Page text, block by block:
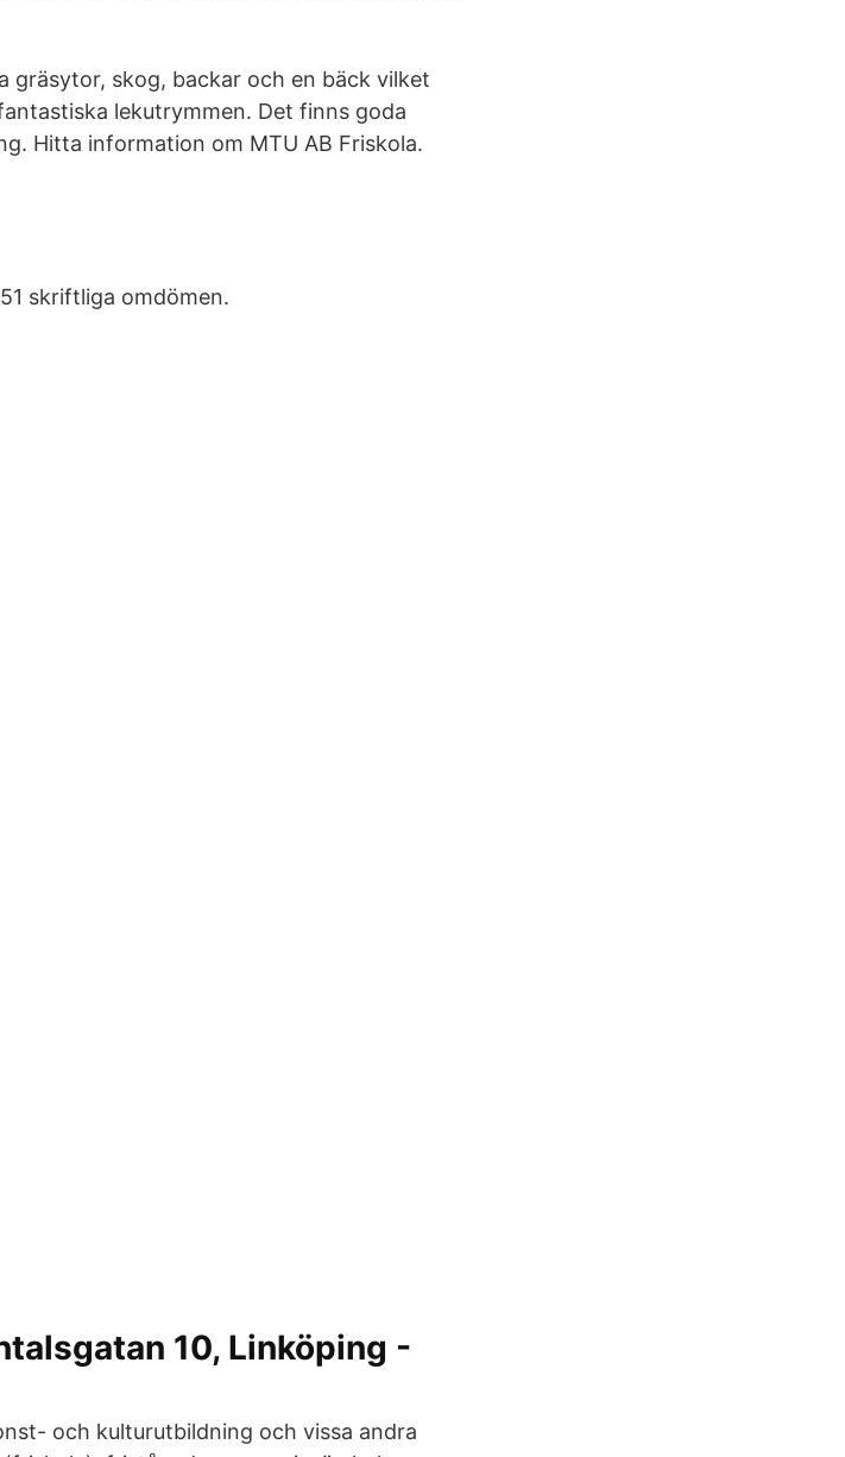
gräsytor, skog, backar och en bäck vilket
lekutrymmen. Det finns goda
Hitta information om MTU AB Friskola.
skriftliga omdömen.
10, Linköping -
och kulturutbildning och vissa andra